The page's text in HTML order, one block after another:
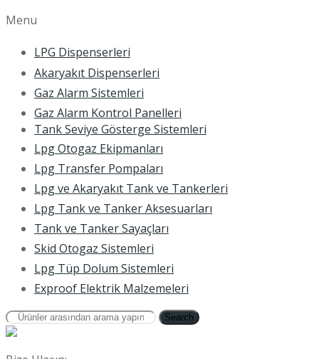
Menu
LPG Dispenserleri
Akaryakıt Dispenserleri
Gaz Alarm Sistemleri
Gaz Alarm Kontrol Panelleri
Tank Seviye Gösterge Sistemleri
Lpg Otogaz Ekipmanları
Lpg Transfer Pompaları
Lpg ve Akaryakıt Tank ve Tankerleri
Lpg Tank ve Tanker Aksesuarları
Tank ve Tanker Sayaçları
Skid Otogaz Sistemleri
Lpg Tüp Dolum Sistemleri
Exproof Elektrik Malzemeleri
Search